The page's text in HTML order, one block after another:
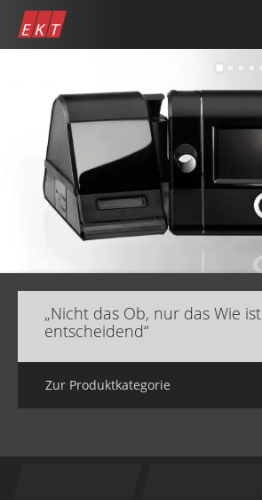
Direkt
zum
Inhalt
„Nicht das Ob, nur das Wie ist
entscheidend“
Zur Produktkategorie